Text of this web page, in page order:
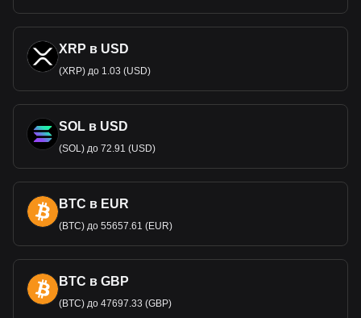
XRP в USD
(XRP) до 1.03 (USD)
SOL в USD
(SOL) до 72.91 (USD)
BTC в EUR
(BTC) до 55657.61 (EUR)
BTC в GBP
(BTC) до 47697.33 (GBP)